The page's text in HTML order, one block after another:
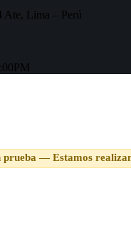
Ate, Lima – Perú
— Estamos